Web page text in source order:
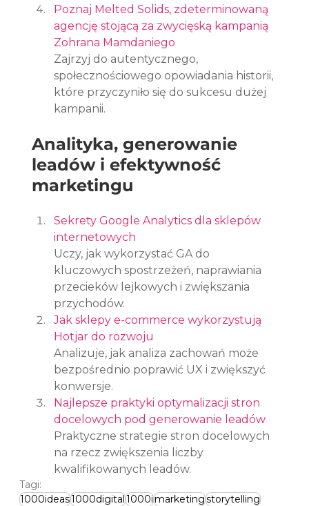
Poznaj Melted Solids, zdeterminowaną
agencję stojącą za zwycięską kampanią
Zohrana Mamdaniego
Zajrzyj do autentycznego,
społecznościowego opowiadania historii,
które przyczyniło się do sukcesu dużej
kampanii.
Analityka, generowanie
leadów i efektywność
marketingu
Sekrety Google Analytics dla sklepów
internetowych
Uczy, jak wykorzystać GA do
kluczowych spostrzeżeń, naprawiania
przecieków lejkowych i zwiększania
przychodów.
Jak sklepy e-commerce wykorzystują
Hotjar do rozwoju
Analizuje, jak analiza zachowań może
bezpośrednio poprawić UX i zwiększyć
konwersje.
Najlepsze praktyki optymalizacji stron
docelowych pod generowanie leadów
Praktyczne strategie stron docelowych
na rzecz zwiększenia liczby
kwalifikowanych leadów.
Tagi:
1000ideas1000digital1000imarketingstorytelling